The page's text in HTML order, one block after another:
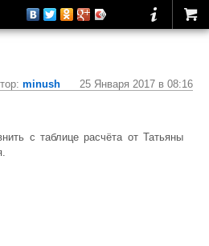
minush 25 Января 2017 в 08:16
с таблице расчёта от Татьяны